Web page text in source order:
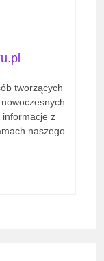
tworzących
z
naszego